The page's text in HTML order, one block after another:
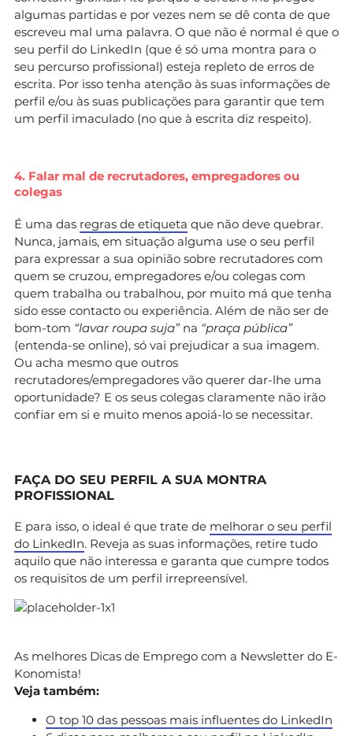
algumas partidas e por vezes nem se dê conta de que
escreveu mal uma palavra. O que não é normal é que o
seu perfil do LinkedIn (que é só uma montra para o
seu percurso profissional) esteja repleto de erros de
escrita. Por isso tenha atenção às suas informações de
perfil e/ou às suas publicações para garantir que tem
um perfil imaculado (no que à escrita diz respeito).
4. Falar mal de recrutadores, empregadores ou
colegas
É uma das regras de etiqueta que não deve quebrar.
Nunca, jamais, em situação alguma use o seu perfil
para expressar a sua opinião sobre recrutadores com
quem se cruzou, empregadores e/ou colegas com
quem trabalha ou trabalhou, por muito má que tenha
sido esse contacto ou experiência. Além de não ser de
bom-tom “lavar roupa suja”na “praça pública”
(entenda-se online), só vai prejudicar a sua imagem.
Ou acha mesmo que outros
recrutadores/empregadores vão querer dar-lhe uma
oportunidade? E os seus colegas claramente não irão
confiar em si e muito menos apoiá-lo se necessitar.
FAÇA DO SEU PERFIL A SUA MONTRA
PROFISSIONAL
E para isso, o ideal é que trate de melhorar o seu perfil
do LinkedIn. Reveja as suas informações, retire tudo
aquilo que não interessa e garanta que cumpre todos
os requisitos de um perfil irrepreensível.
As melhores Dicas de Emprego com a Newsletter do E-
Konomista!
Veja também:
O top 10 das pessoas mais influentes do LinkedIn